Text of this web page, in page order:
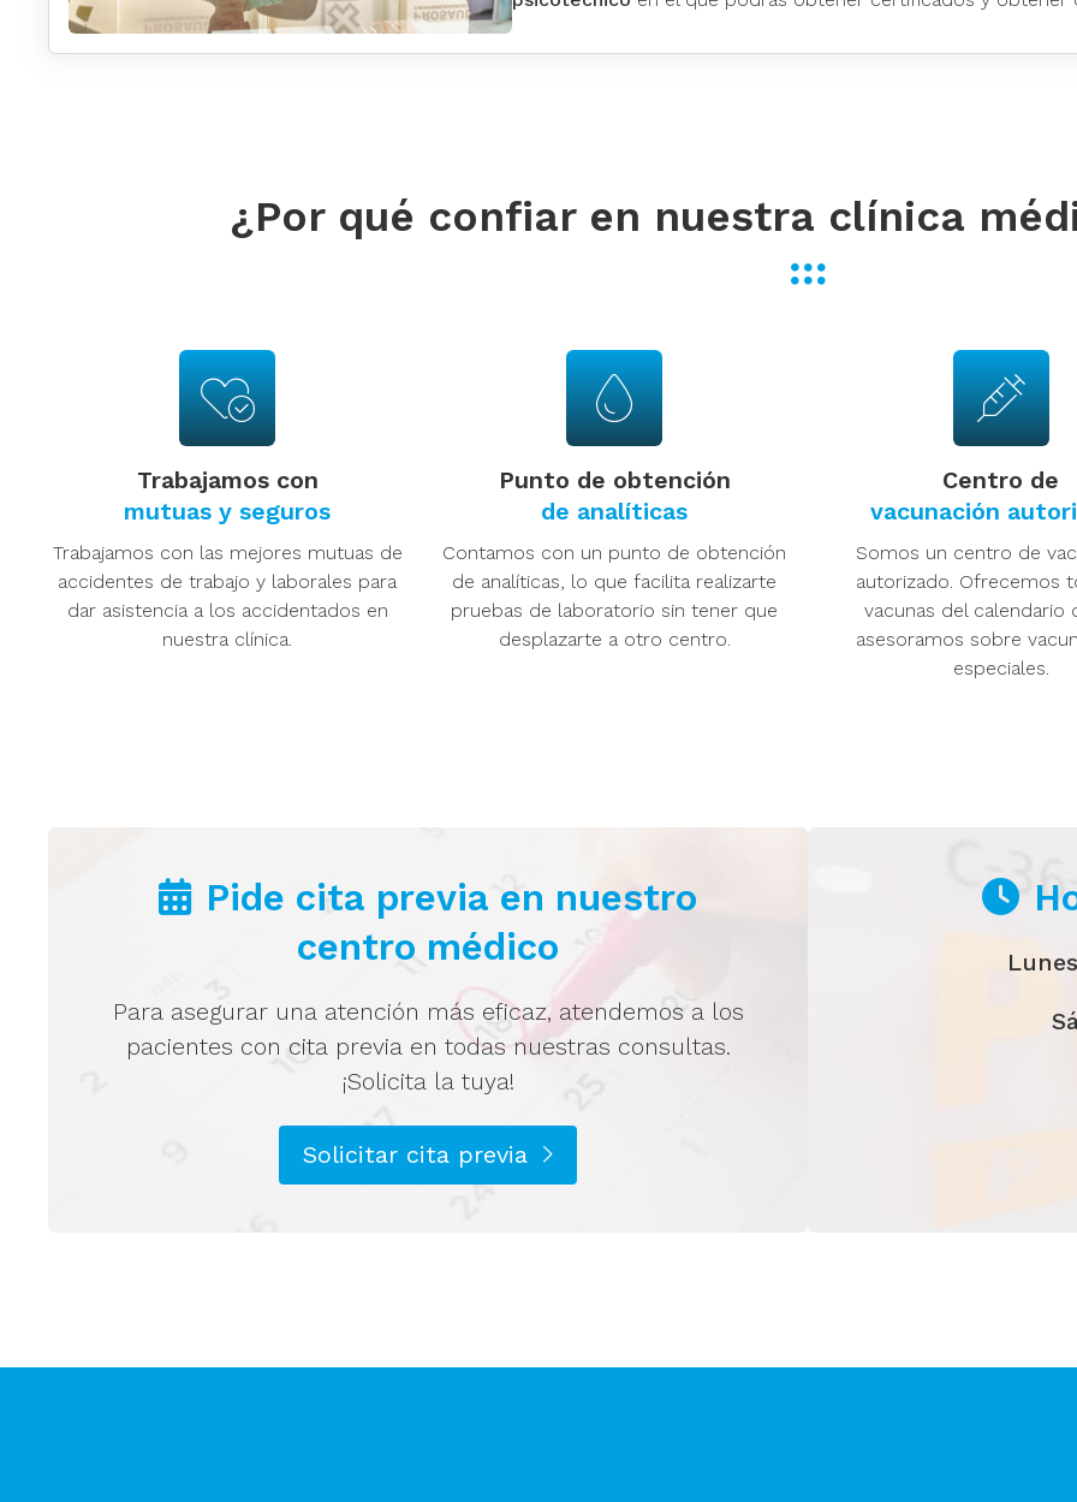
10 imprescindibles que debemos
tener en el botiquín
¿Por qué confiar en nuestra clínica
Trabajamos con
mutuas y seguros
Trabajamos con las mejores mutuas de
accidentes de trabajo y laborales para
dar asistencia a los accidentados en
nuestra clínica.
Punto de obtención
de analíticas
Contamos con un punto de obtención
de analíticas, lo que facilita realizarte
pruebas de laboratorio sin tener que
desplazarte a otro centro.
Centro de
vacunación
Somos un centro de
autorizado. Ofrecemos
vacunas del calendario
asesoramos sobre
especiales.
Pide cita previa en nuestro
centro médico
Para asegurar una atención más eficaz, atendemos a los
pacientes con cita previa en todas nuestras consultas.
¡Solicita la tuya!
Solicitar cita previa